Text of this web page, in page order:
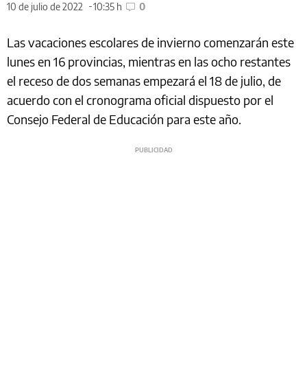
10 de julio de 2022
10:35 h 0
Las vacaciones escolares de invierno comenzarán este
lunes en 16 provincias, mientras en las ocho restantes
el receso de dos semanas empezará el 18 de julio, de
acuerdo con el cronograma oficial dispuesto por el
Consejo Federal de Educación para este año.